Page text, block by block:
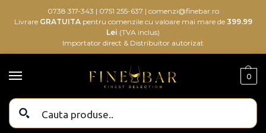
0738 317-343 | 0751 255-637 | comenzi@finebar.ro
Livrare GRATUITA pentru comenzile cu valoare mai mare de399.99
Lei (TVA inclus)
Importator direct & Distribuitor autorizat
0
Bauturi alcoolice Bauturi